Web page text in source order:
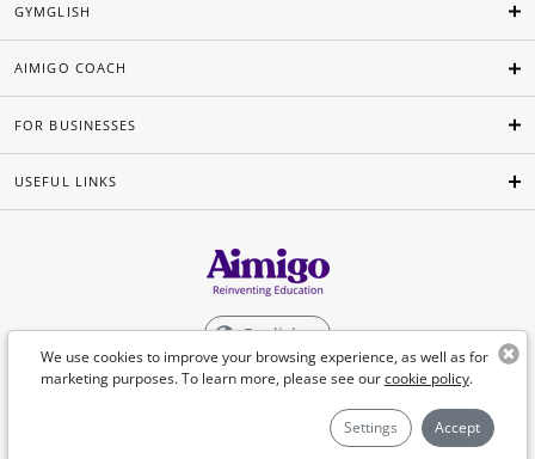
We use cookies to improve your browsing experience, as well as for
marketing purposes. To learn more, please see ourcookie policy.
Settings Accept
GYMGLISH
AIMIGO COACH
FOR BUSINESSES
USEFUL LINKS
English
©Aimigo 2026